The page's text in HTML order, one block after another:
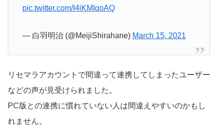
pic.twitter.com/I4iKMIqoAQ
— 白羽明治 (@MeijiShirahane) March 15, 2021
リセマラアカウントで間違って連携してしまったユーザー
などの声が見受けられました。
PC版との連携に慣れていない人は間違えやすいのかもし
れません。